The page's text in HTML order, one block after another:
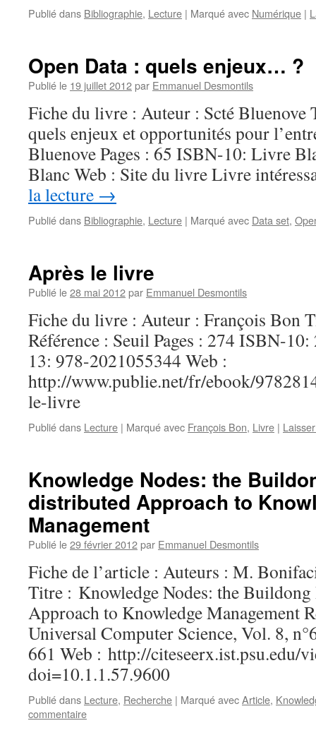
Publié dans Bibliographie, Lecture | Marqué avec Numérique |
Open Data : quels enjeux… ?
Publié le 19 juillet 2012par Emmanuel Desmontils
Fiche du livre : Auteur : Scté Bluenove
quels enjeux et opportunités pour
Bluenove Pages : 65 ISBN-10: Livre
Blanc Web : Site du livre Livre
la lecture →
Publié dans Bibliographie, Lecture | Marqué avec Data set,
Après le livre
Publié le28 mai 2012par Emmanuel Desmontils
Fiche du livre : Auteur : François Bon
Référence : Seuil Pages : 274 ISBN-
13: 978-2021055344 Web :
http://www.publie.net/fr/ebook/
le-livre
Publié dans Lecture | Marqué avec François Bon, Livre |
Knowledge Nodes: the
distributed Approach to
Management
Publié le29 février 2012par Emmanuel Desmontils
Fiche de l’article : Auteurs : M.
Titre : Knowledge Nodes: the
Approach to Knowledge Management
Universal Computer Science, Vol. 8,
661 Web : http://citeseerx.ist.psu.edu/
doi=10.1.1.57.9600
Publié dans Lecture, Recherche | Marqué avecArticle,
commentaire